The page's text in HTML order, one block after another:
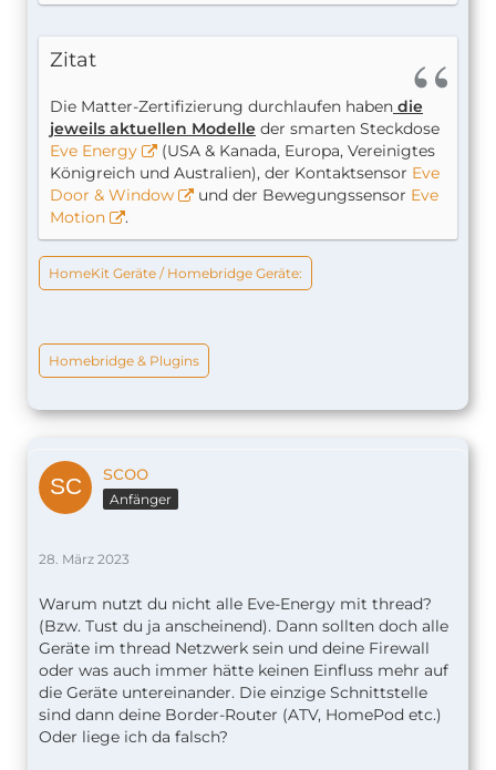
Zitat
Die Matter-Zertifizierung durchlaufen haben die
jeweils aktuellen Modelle der smarten Steckdose
Eve Energy
(USA & Kanada, Europa, Vereinigtes
Königreich und Australien), der Kontaktsensor Eve
Door & Window
und der Bewegungssensor Eve
Motion
.
HomeKit Geräte / Homebridge Geräte:
Homebridge & Plugins
scoo
Anfänger
28. März 2023
Warum nutzt du nicht alle Eve-Energy mit thread?
(Bzw. Tust du ja anscheinend). Dann sollten doch alle
Geräte im thread Netzwerk sein und deine Firewall
oder was auch immer hätte keinen Einfluss mehr auf
die Geräte untereinander. Die einzige Schnittstelle
sind dann deine Border-Router (ATV, HomePod etc.)
Oder liege ich da falsch?